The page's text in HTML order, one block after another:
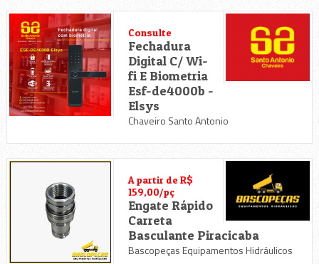
Consulte
Fechadura
Digital C/ Wi-
fi E Biometria
Esf-de4000b -
Elsys
Chaveiro Santo Antonio
A partir de R$
159,00/pç
Engate Rápido
Carreta
Basculante Piracicaba
Bascopeças Equipamentos Hidráulicos